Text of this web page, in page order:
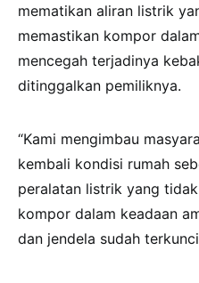
mematikan aliran listrik
memastikan kompor
mencegah terjadinya
ditinggalkan pemiliknya.
“Kami mengimbau
kembali kondisi rumah
peralatan listrik yang
kompor dalam keadaan
dan jendela sudah